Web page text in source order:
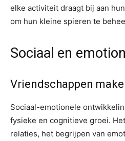
elke activiteit draagt bij aan
om hun kleine spieren te
Sociaal en
Vriendschappen
Sociaal-emotionele
fysieke en cognitieve groei.
relaties, het begrijpen van